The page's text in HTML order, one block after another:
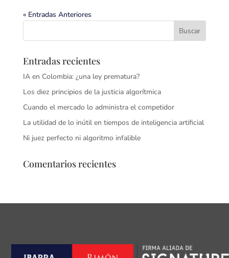
« Entradas Anteriores
Entradas recientes
IA en Colombia: ¿una ley prematura?
Los diez principios de la justicia algorítmica
Cuando el mercado lo administra el competidor
La utilidad de lo inútil en tiempos de inteligencia artificial
Ni juez perfecto ni algoritmo infalible
Comentarios recientes